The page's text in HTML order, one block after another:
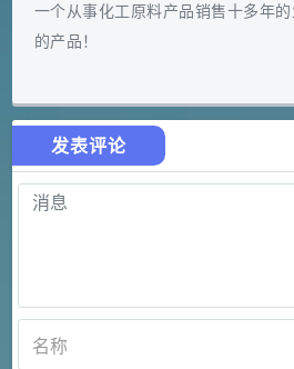
一个从事化工原料产品销售十多年
的产品！
发表评论